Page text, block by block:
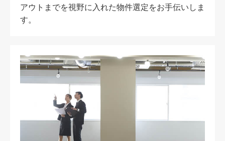
アウトまでを視野に入れた物件選定をお手伝いしま
す。